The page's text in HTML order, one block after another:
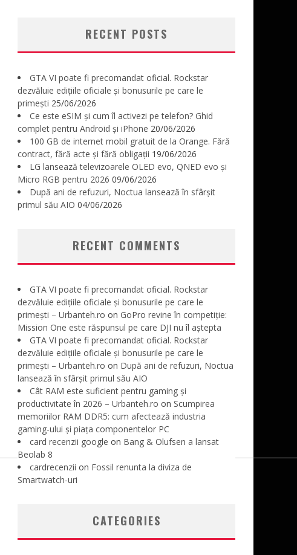
RECENT POSTS
GTA VI poate fi precomandat oficial. Rockstar
dezvăluie edițiile oficiale și bonusurile pe care le
primești 25/06/2026
Ce este eSIM și cum îl activezi pe telefon? Ghid
complet pentru Android și iPhone 20/06/2026
100 GB de internet mobil gratuit de la Orange. Fără
contract, fără acte și fără obligații 19/06/2026
LG lansează televizoarele OLED evo, QNED evo și
Micro RGB pentru 2026 09/06/2026
După ani de refuzuri, Noctua lansează în sfârșit
primul său AIO 04/06/2026
RECENT COMMENTS
GTA VI poate fi precomandat oficial. Rockstar
dezvăluie edițiile oficiale și bonusurile pe care le
primești – Urbanteh.ro on GoPro revine în competiție:
Mission One este răspunsul pe care DJI nu îl aștepta
GTA VI poate fi precomandat oficial. Rockstar
dezvăluie edițiile oficiale și bonusurile pe care le
primești – Urbanteh.ro on După ani de refuzuri, Noctua
lansează în sfârșit primul său AIO
Cât RAM este suficient pentru gaming și
productivitate în 2026 – Urbanteh.ro on Scumpirea
memoriilor RAM DDR5: cum afectează industria
gaming-ului și piața componentelor PC
card recenzii google on Bang & Olufsen a lansat
Beolab 8
cardrecenzii on Fossil renunta la diviza de
Smartwatch-uri
CATEGORIES